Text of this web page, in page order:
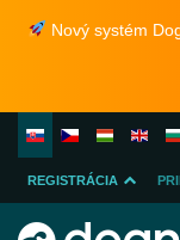
Nový systém
REGISTRÁCIA
INZERENTA